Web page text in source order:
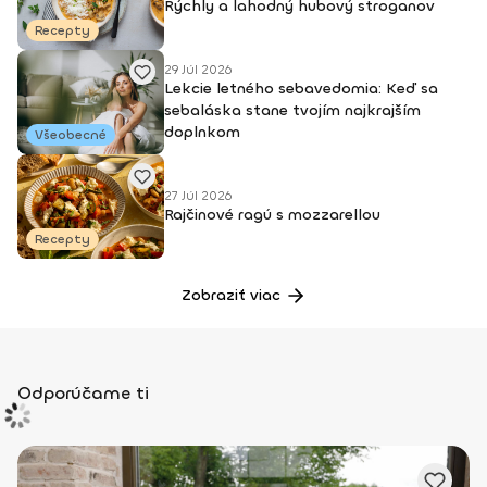
Recepty
Rýchly a lahodný hubový stroganov
Všeobecné
29 Júl 2026
Lekcie letného sebavedomia: Keď sa
sebaláska stane tvojím najkrajším
doplnkom
Recepty
27 Júl 2026
Rajčinové ragú s mozzarellou
Zobraziť viac
Odporúčame ti